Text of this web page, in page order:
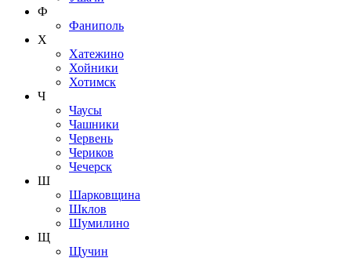
Ф
Фаниполь
Х
Хатежино
Хойники
Хотимск
Ч
Чаусы
Чашники
Червень
Чериков
Чечерск
Ш
Шарковщина
Шклов
Шумилино
Щ
Щучин